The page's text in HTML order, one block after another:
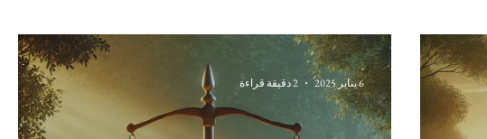
-
6 يناير 2025
2 دقيقة قراءة